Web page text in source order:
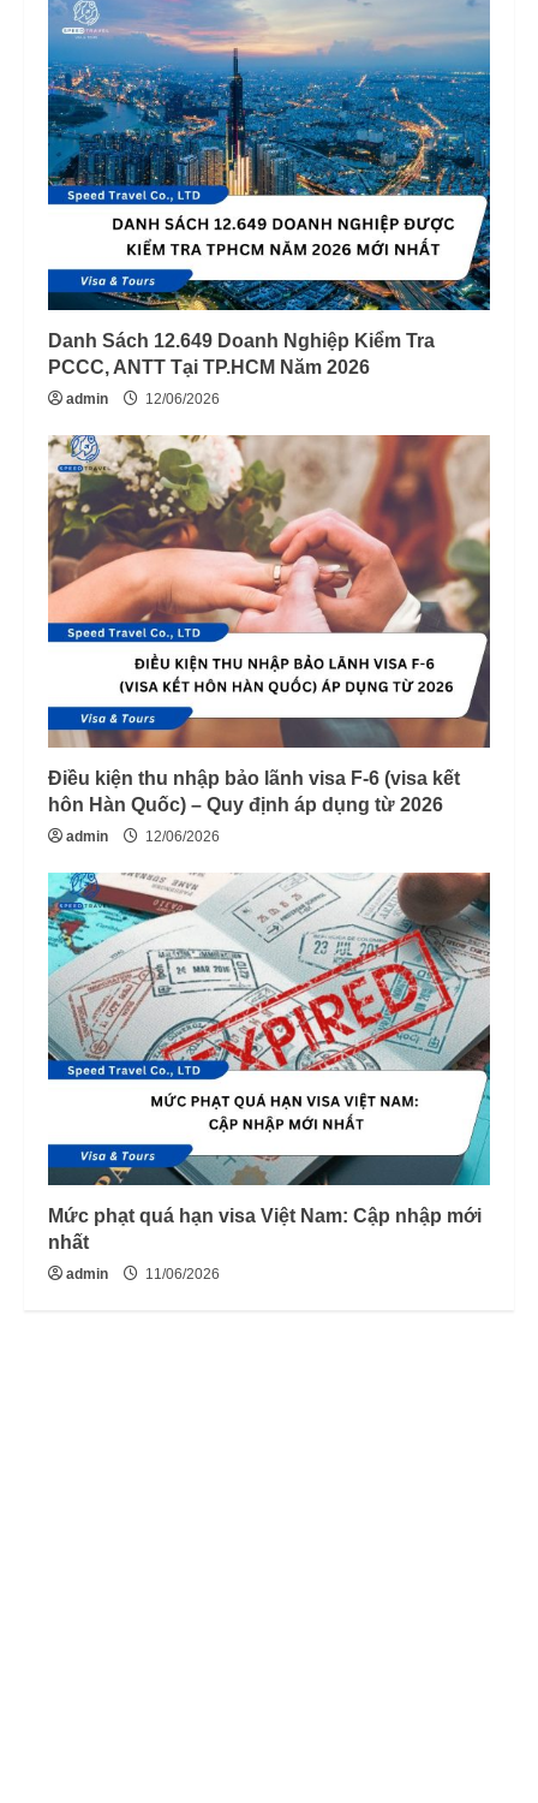
Danh Sách 12.649 Doanh Nghiệp Kiểm Tra
PCCC, ANTT Tại TP.HCM Năm 2026
admin 12/06/2026
Điều kiện thu nhập bảo lãnh visa F-6 (visa kết
hôn Hàn Quốc) – Quy định áp dụng từ 2026
admin 12/06/2026
Mức phạt quá hạn visa Việt Nam: Cập nhập mới
nhất
admin 11/06/2026